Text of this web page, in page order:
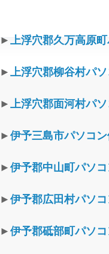
►上浮穴郡久万高原
►上浮穴郡柳谷村パ
► 上浮穴郡面河村パ
►伊予三島市パソコ
►伊予郡中山町パソ
►伊予郡広田村パソ
►伊予郡砥部町パソ